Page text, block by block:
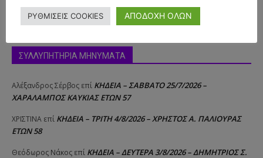
ΣΥΛΛΥΠΗΤΗΡΙΑ ΜΗΝΥΜΑΤΑ
Αλέξανδρος Σέρβος επί ΚΗΔΕΙΑ – ΣΑΒΒΑΤΟ 25/7/2026 –
ΧΑΡΑΛΑΜΠΟΣ ΚΑΥΚΙΑΣ ΕΤΩΝ 57
ΧΡΙΣΤΙΝΑ επί ΚΗΔΕΙΑ – ΤΡΙΤΗ 4/8/2026 – ΧΡΗΣΤΟΣ Α. ΠΑΛΙΟΥΡΑΣ
ΕΤΩΝ 58
Θεόδωρος Νάκος επί ΚΗΔΕΙΑ – ΔΕΥΤΕΡΑ 3/8/2026 – ΔΗΜΗΤΡΙΟΣ Σ.
ΡΥΘΜΙΣΕΙΣ COOKIES ΑΠΟΔΟΧΗ ΟΛΩΝ